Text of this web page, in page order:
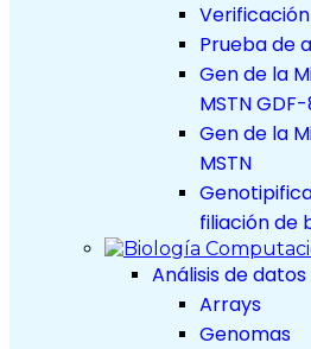
Prueba de
Gen de la
MSTN
Gen de la
MSTN
filiación de
Análisis de
Arrays
Genomas